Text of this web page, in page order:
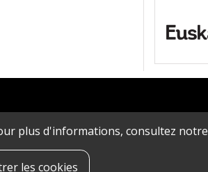
plus d'informations, consultez notre
les cookies